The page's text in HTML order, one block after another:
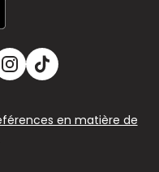
en matière de